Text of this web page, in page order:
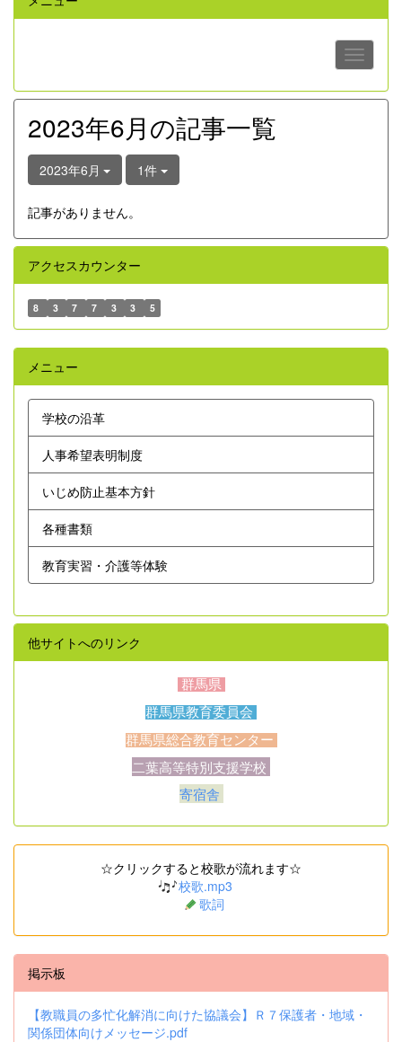
2023年6月の記事一覧
2023年6月 1件
記事がありません。
アクセスカウンター
8 3 7 7 3 3 5
メニュー
学校の沿革
人事希望表明制度
いじめ防止基本方針
各種書類
教育実習・介護等体験
他サイトへのリンク
群馬県
群馬県教育委員会
群馬県総合教育センター
二葉高等特別支援学校
寄宿舎
☆クリックすると校歌が流れます☆
校歌.mp3
歌詞
掲示板
【教職員の多忙化解消に向けた協議会】Ｒ７保護者・地域・
関係団体向けメッセージ.pdf